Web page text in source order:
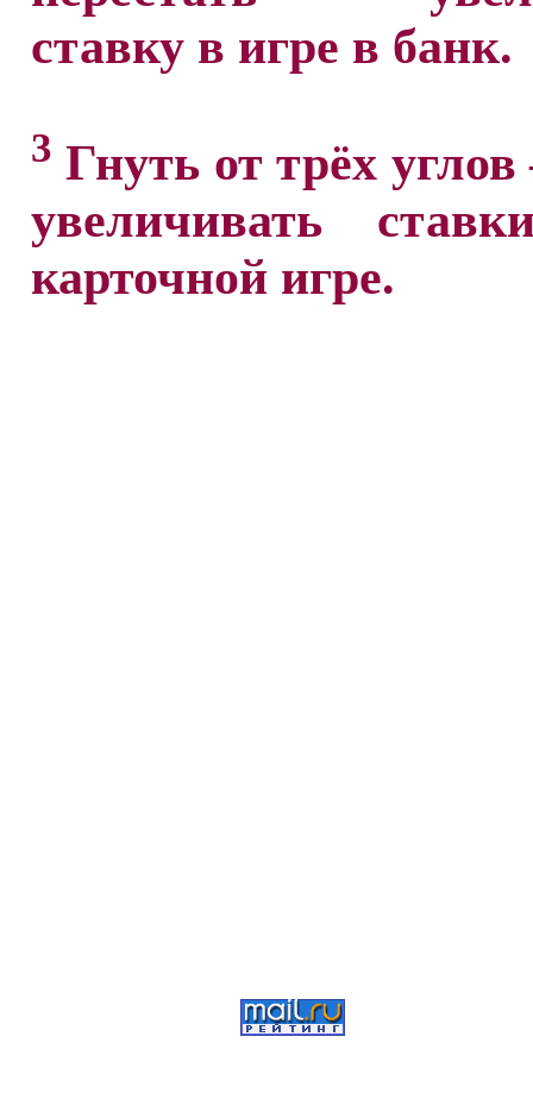
ставку в игре в банк.
3 Гнуть от трёх
увеличивать
карточной игре.